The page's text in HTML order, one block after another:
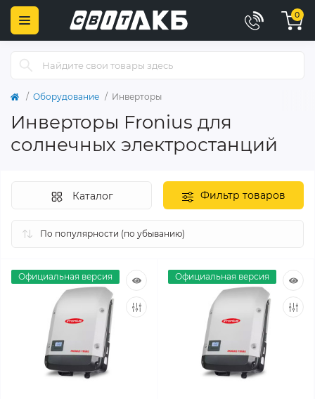
0
Оборудование Инверторы
Инверторы Fronius для
солнечных электростанций
Фильтр товаров
Каталог
Официальная версия Официальная версия